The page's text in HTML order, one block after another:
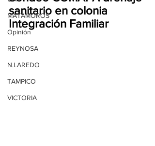
MATAMOROS
Opinión
REYNOSA
N.LAREDO
TAMPICO
VICTORIA
sanitario en colonia
Integración Familiar